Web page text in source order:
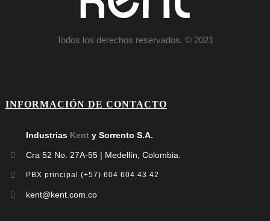
Todos los derechos reservados. © 2021
INFORMACIÓN DE CONTACTO
Industrias Kenty Sorrento S.A.
Cra 52 No. 27A-55 | Medellín, Colombia.
PBX principal (+57) 604 604 43 42
kent@kent.com.co